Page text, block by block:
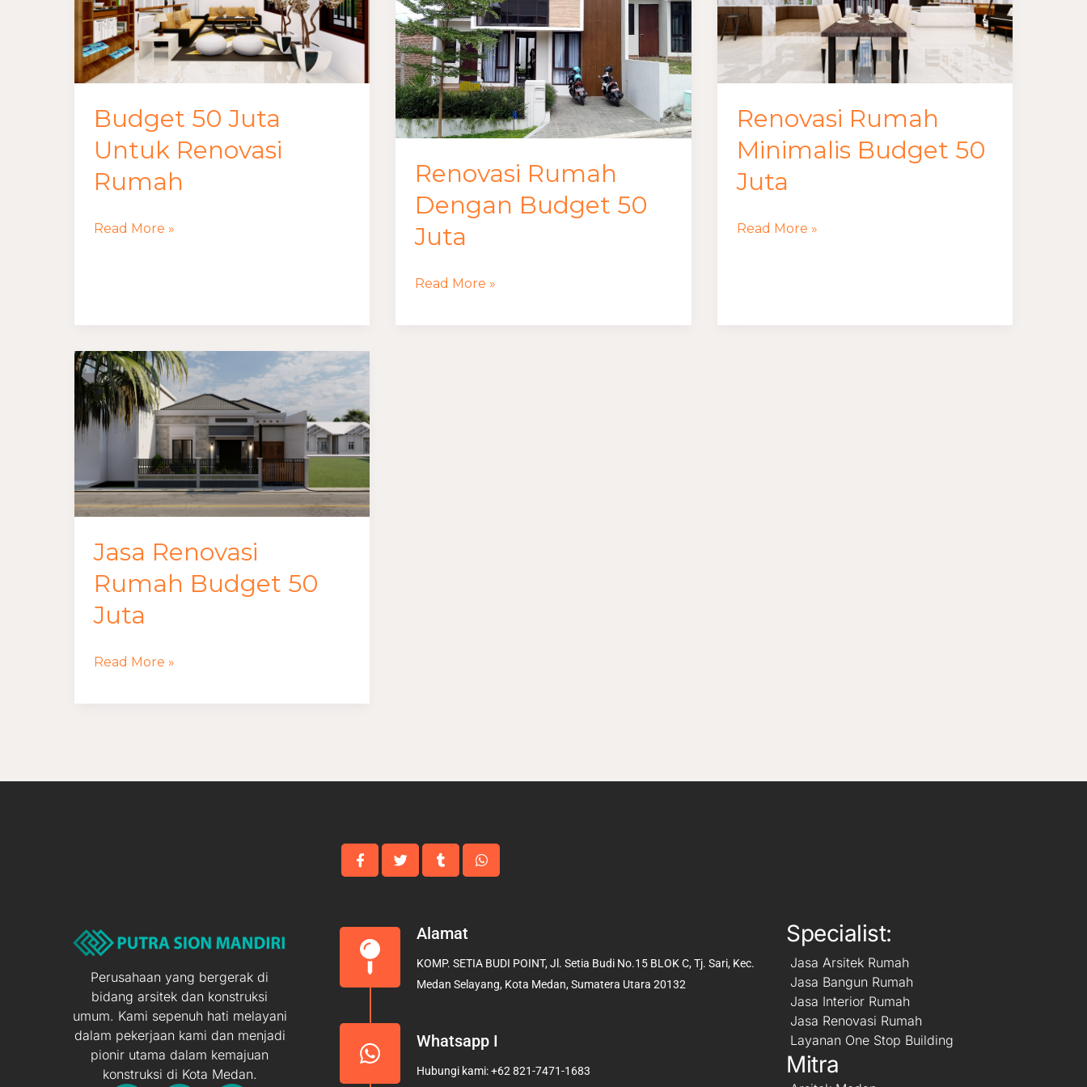
Budget 50 Juta
Untuk Renovasi
Rumah
Renovasi
Rumah
Read More »
Renovasi Rumah
Dengan Budget 50
Juta
50
Juta
Read More »
Renovasi Rumah
Minimalis Budget 50
Juta
50
Juta
Read More »
Jasa Renovasi
Rumah Budget 50
Juta
Jasa
Renovasi
Rumah
Budget
Juta
Read More »
Perusahaan yang bergerak di
bidang arsitek dan konstruksi
umum. Kami sepenuh hati melayani
dalam pekerjaan kami dan menjadi
pionir utama dalam kemajuan
konstruksi di Kota Medan.
Alamat
KOMP. SETIA BUDI POINT, Jl. Setia Budi No.15 BLOK C, Tj. Sari, Kec.
Medan Selayang, Kota Medan, Sumatera Utara 20132
Whatsapp I
Hubungi kami: +62 821-7471-1683
Specialist:
Jasa Arsitek Rumah
Jasa Bangun Rumah
Jasa Interior Rumah
Jasa Renovasi Rumah
Layanan One Stop Building
Mitra